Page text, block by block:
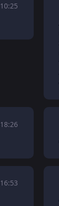
10:25
18:26
16:53